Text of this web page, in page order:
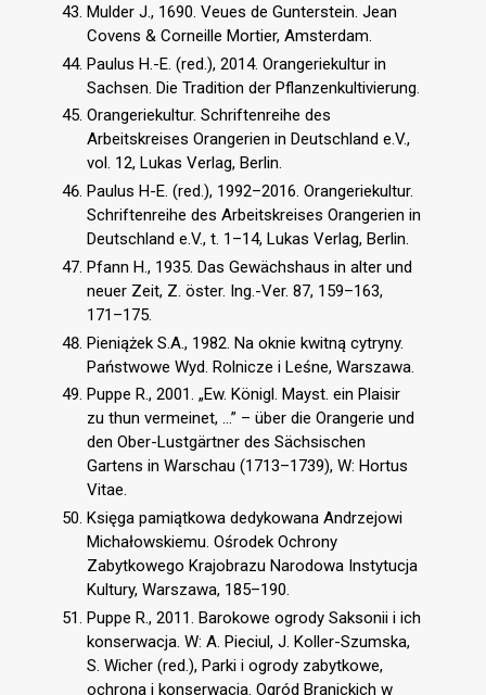
Mulder J., 1690. Veues de Gunterstein. Jean
Covens & Corneille Mortier, Amsterdam.
Paulus H.-E. (red.), 2014. Orangeriekultur in
Sachsen. Die Tradition der Pflanzenkultivierung.
Orangeriekultur. Schriftenreihe des
Arbeitskreises Orangerien in Deutschland e.V.,
vol. 12, Lukas Verlag, Berlin.
Paulus H-E. (red.), 1992–2016. Orangeriekultur.
Schriftenreihe des Arbeitskreises Orangerien in
Deutschland e.V., t. 1–14, Lukas Verlag, Berlin.
Pfann H., 1935. Das Gewächshaus in alter und
neuer Zeit, Z. öster. Ing.-Ver. 87, 159–163,
171–175.
Pieniążek S.A., 1982. Na oknie kwitną cytryny.
Państwowe Wyd. Rolnicze i Leśne, Warszawa.
Puppe R., 2001. „Ew. Königl. Mayst. ein Plaisir
zu thun vermeinet, …” – über die Orangerie und
den Ober-Lustgärtner des Sächsischen
Gartens in Warschau (1713–1739), W: Hortus
Vitae.
Księga pamiątkowa dedykowana Andrzejowi
Michałowskiemu. Ośrodek Ochrony
Zabytkowego Krajobrazu Narodowa Instytucja
Kultury, Warszawa, 185–190.
Puppe R., 2011. Barokowe ogrody Saksonii i ich
konserwacja. W: A. Pieciul, J. Koller-Szumska,
S. Wicher (red.), Parki i ogrody zabytkowe,
ochrona i konserwacja. Ogród Branickich w